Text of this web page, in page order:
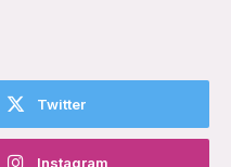
Twitter
Instagram